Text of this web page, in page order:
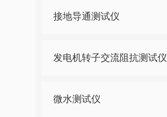
接地导通测试仪
发电机转子交流阻抗测试仪
微水测试仪